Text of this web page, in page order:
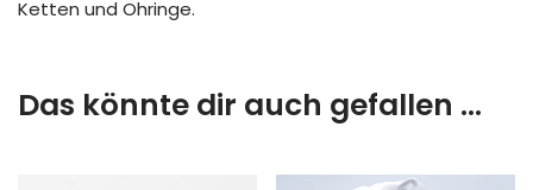
Ketten und Ohringe.
Das könnte dir auch gefallen …